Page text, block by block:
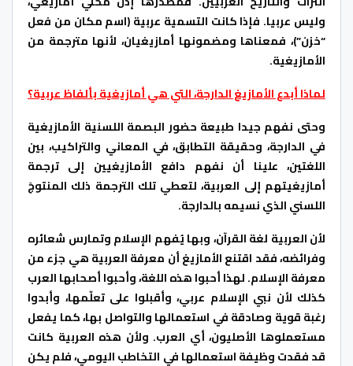
وليس عربيا. فإذا كانت التسمية عربية (اسم مكان من فعل
“خزن”)، فمعناها ومضمونها أمازيغيان، لأنها مترجمة من
الأمازيغية.
لماذا أبدع الأمازيغ الدارجة، التي هي أمازيغية بألفاظ عربية؟
وحتى نفهم جيدا طبيعة حضور البصمة اللسنية الأمازيغية
في الدارجة، وحقيقة التطابق، في المعاني والتراكيب، بين
اللغتين، علينا أن نفهم دافع الأمازيغيين إلى ترجمة
أمازيغيتهم إلى العربية، لتعطي تلك الترجمة ذلك المنتوجَ
اللسني الذي نسيمه بالدارجة.
لأن العربية لغة القرآن، وبها يُفهم الإسلام وتمارس شعائره
وفرائضه، فقد اقتنع الأمازيغ أن معرفة العربية هي جزء من
معرفة الإسلام. لهذا أحبوا هذه اللغة، وأحبوا أصحابها العرب
كذلك لأن نبي الإسلام عربي، وأقبلوا على تعلّمها، وأبدوا
رغبة قوية وصادقة في استعمالها والتواصل بها، كما يفعل
مستعملوها الأصليون، أي العرب. ولأن هذه العربية كانت
قد فقدت وظيفة استعمالها في التخاطب اليومي، فلم يكن